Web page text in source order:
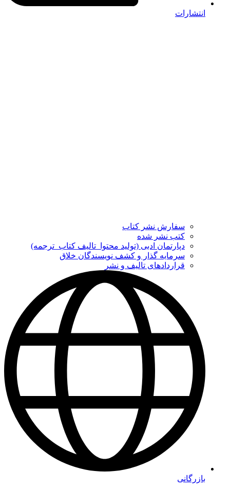
انتشارات
سفارش نشر کتاب
کتب نشر شده
دپارتمان ادبی (تولید محتوا_تالیف کتاب_ترجمه)
سرمایه گذار و کشف نویسندگان خلاق
قراردادهای تالیف و نشر
بازرگانی